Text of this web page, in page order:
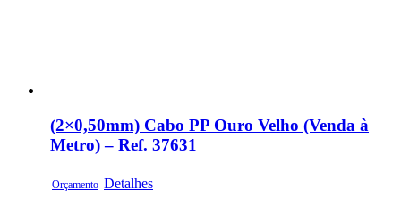
(2×0,50mm) Cabo PP Ouro Velho (Venda à
Metro) – Ref. 37631
Orçamento Detalhes